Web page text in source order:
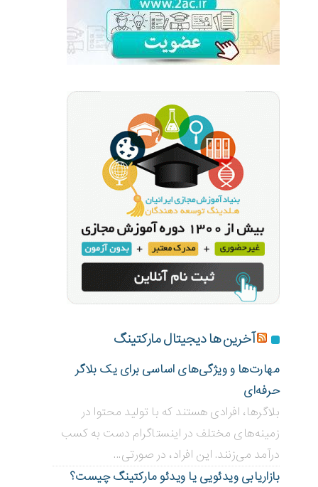
آخرین ها دیجیتال مارکتینگ
مهارت‌ها و ویژگی‌های اساسی برای یک بلاگر
حرفه‌ای
بلاگر‌ها، افرادی هستند که با تولید محتوا در
زمینه‌های مختلف در اینستاگرام دست به کسب
درآمد می‌زنند. این افراد، در صورتی...
بازاریابی ویدئویی ‌یا ویدئو مارکتینگ چیست؟